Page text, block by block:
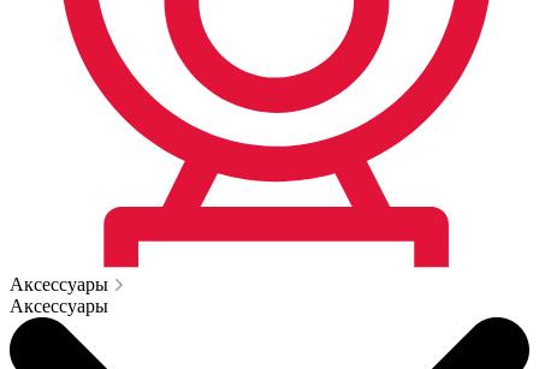
Аксессуары
Аксессуары